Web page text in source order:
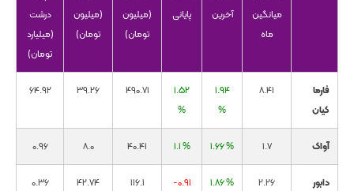
میانگین
ماه
آخرین
پایانی
(میلیون
تومان)
(میلیون
تومان)
درشت
(میلیارد
تومان)
فارما
کیان
8.41
1.94
%
1.52
%
490.71
39.26
64.92
آواک 1.7
1.66 %
1.1 %
40.41
8.0
0.96
دابور 2.26
1.86 %
-0.91
116.1
42.74
0.36